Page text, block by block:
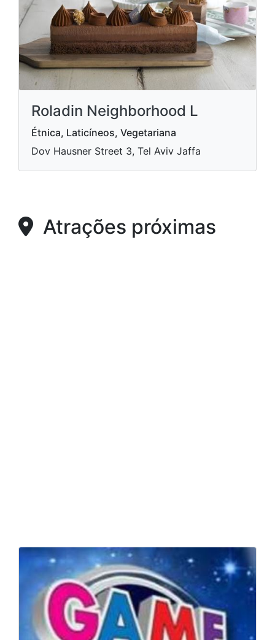
Roladin Neighborhood L
Étnica, Laticíneos, Vegetariana
Dov Hausner Street 3, Tel Aviv Jaffa
Atrações próximas